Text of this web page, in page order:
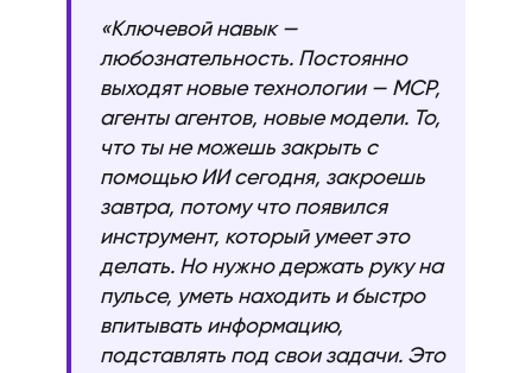
«Ключевой навык —
любознательность. Постоянно
выходят новые технологии — MCP,
агенты агентов, новые модели. То,
что ты не можешь закрыть с
помощью ИИ сегодня, закроешь
завтра, потому что появился
инструмент, который умеет это
делать. Но нужно держать руку на
пульсе, уметь находить и быстро
впитывать информацию,
подставлять под свои задачи. Это